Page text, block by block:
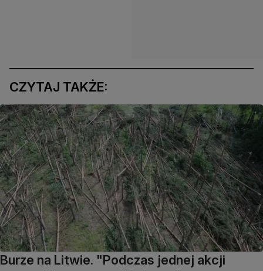
CZYTAJ TAKŻE:
Burze na Litwie. "Podczas jednej akcji